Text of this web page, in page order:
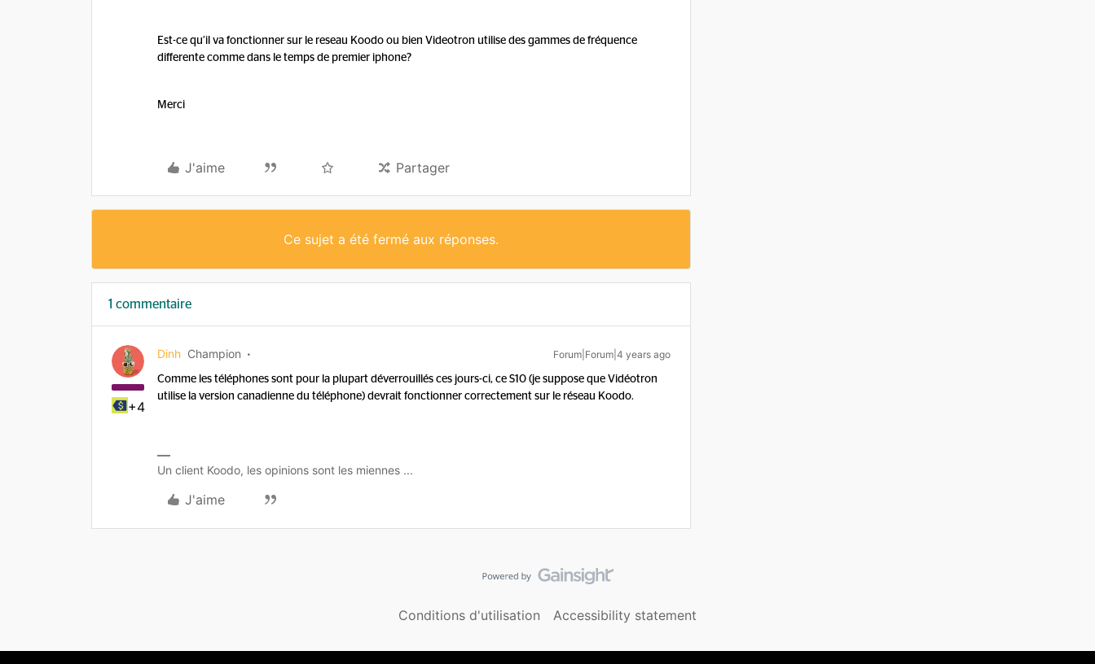
Est-ce qu’il va fonctionner sur le reseau Koodo ou bien Videotron utilise des gammes de fréquence
differente comme dans le temps de premier iphone?
Merci
J'aime Partager
Ce sujet a été fermé aux réponses.
1 commentaire
+4
Dinh Champion Forum|Forum|4 years ago
Comme les téléphones sont pour la plupart déverrouillés ces jours-ci, ce S10 (je suppose que Vidéotron
utilise la version canadienne du téléphone) devrait fonctionner correctement sur le réseau Koodo.
Un client Koodo, les opinions sont les miennes ...
J'aime
Conditions d'utilisation Accessibility statement